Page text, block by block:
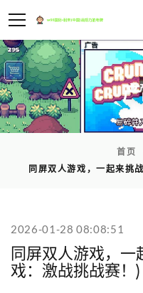
首页
同屏双人游戏，一起来挑
2026-01-28 08:08:51
同屏双人游戏，
戏：激战挑战赛！)